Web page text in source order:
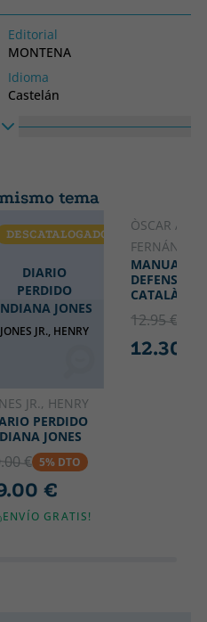
importaba si, poco a
Y, sobre todo, ¿qué
En tres meses
y enamorarse es una de ellas.
Editorial
MONTENA
Idioma
Castelán
tema
DIARIO
PERDIDO
JONES
JONES JR., HENRY
DESCATALOGADO
JR., HENRY
PERDIDO
JONES
€ 5% DTO
€
ENVÍO GRATIS!
CATALÁN
ÒSCAR
FERNÁNDEZ
MANUAL DE
DEFENSA
CATALÀ
12.95 €
12.30 €